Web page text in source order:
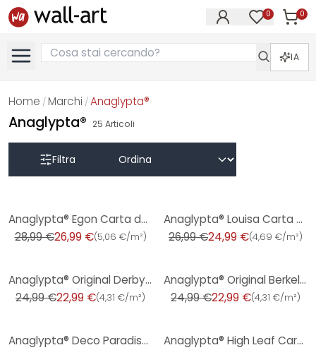
0 0
IA
Home / Marchi /Anaglypta®
Anaglypta® 25 Articoli
Filtra
Anaglypta® Egon Carta da parati testurizzata di lusso
28,99 €26,99 €(5,06 €/m²)
Anaglypta® Louisa Carta da parati testurizzata di lusso
26,99 €24,99 €(4,69 €/m²)
Anaglypta® Original Derby Carta da parati in carta vittoriana
24,99 €22,99 €(4,31 €/m²)
Anaglypta® Original Berkeley carta vittoriana
24,99 €22,99 €(4,31 €/m²)
Anaglypta® Deco Paradiso Carta da parati di lusso
Anaglypta® High Leaf Carta da parati testurizzata di lusso